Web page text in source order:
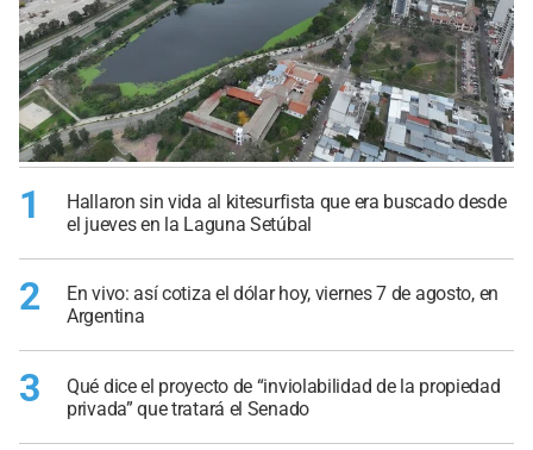
1
Hallaron sin vida al kitesurfista que era buscado desde
el jueves en la Laguna Setúbal
2
En vivo: así cotiza el dólar hoy, viernes 7 de agosto, en
Argentina
3
Qué dice el proyecto de “inviolabilidad de la propiedad
privada” que tratará el Senado